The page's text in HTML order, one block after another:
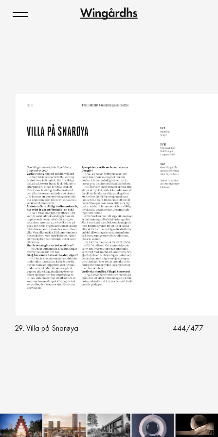
29. Villa på Snarøya 444/477